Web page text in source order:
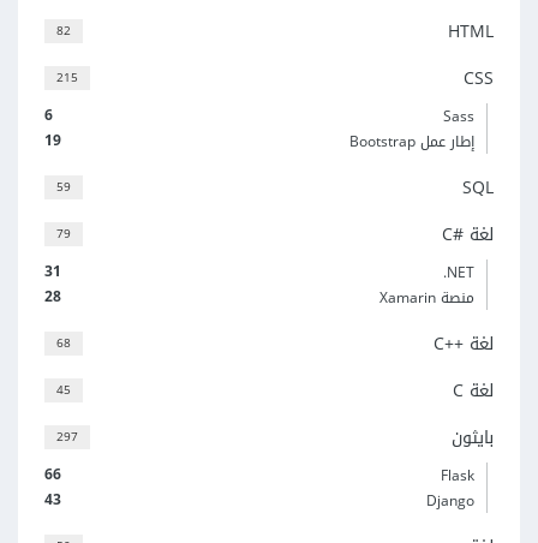
82 HTML
215 CSS
6
Sass
19
إطار عمل Bootstrap
59 SQL
79 لغة C#‎
31
‎.NET
28
منصة Xamarin
68 لغة C++‎
45 لغة C
297 بايثون
66
Flask
43
Django